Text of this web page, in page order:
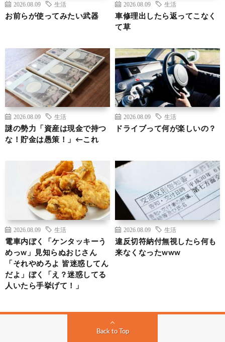
2026.08.09 生活
お前らが使ってみたい武器
2026.08.09 生活
車修理出したら返ってこなく
て草
2026.08.09 生活
謎の勢力「資産は現金で持つ
な！貯金は愚策！」←これ
2026.08.09 生活
ドライブって何が楽しいの？
2026.08.09 生活
電車内ぼく「ケンタッキーう
めっw」見知らぬおじさん
「それやめろよ 皆迷惑してん
だよ」ぼく「え？迷惑してる
人いたら手挙げて！」
2026.08.09 生活
違反切符納付無視したら何も
来なくなったwww
Back to Top